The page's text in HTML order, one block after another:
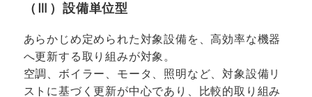
（Ⅲ）設備単位型
あらかじめ定められた対象設備を、高効率な機器
へ更新する取り組みが対象。
空調、ボイラー、モータ、照明など、対象設備リ
ストに基づく更新が中心であり、比較的取り組み